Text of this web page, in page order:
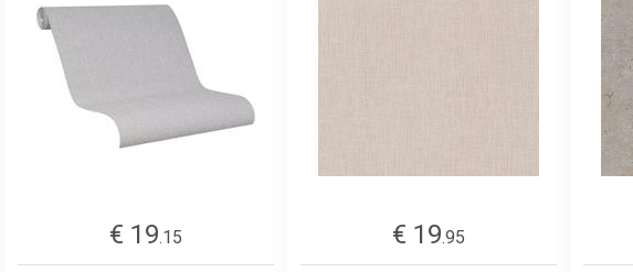
€ 19.15
€ 19.95